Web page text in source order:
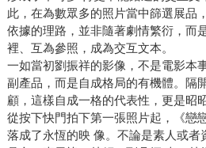
此，在為數眾多的照片當中篩選展品
依據的理路，並非隨著劇情繁衍，而
裡、互為參照，成為交互文本。
一如當初劉振祥的影像，不是電影本
副產品，而是自成格局的有機體。隔
顧，這樣自成一格的代表性，更是昭昭
從按下快門拍下第一張照片起，《戀
落成了永恆的映 像。不論是素人或者